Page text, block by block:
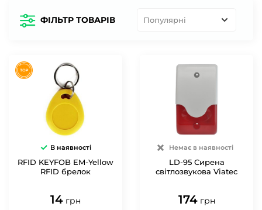
ФІЛЬТР ТОВАРІВ Популярні
В наявності
RFID KEYFOB EM-Yellow
RFID брелок
14 грн
Немає в наявності
LD-95 Сирена
світлозвукова Viatec
174 грн